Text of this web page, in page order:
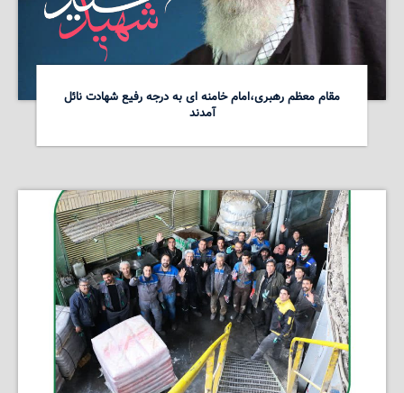
مقام معظم رهبری،امام خامنه ای به درجه رفیع شهادت نائل
آمدند